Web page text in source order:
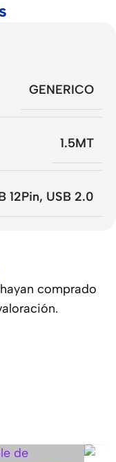
GENERICO
1.5MT
12Pin, USB 2.0
comprado